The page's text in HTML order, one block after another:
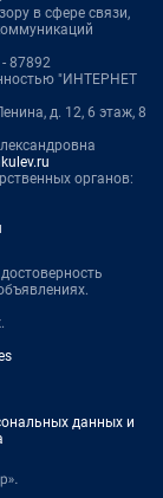
в сфере связи,
87892
"ИНТЕРНЕТ
д. 12, 6 этаж, 8
органов:
.
данных и